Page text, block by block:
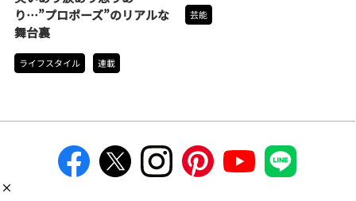
り…”プロポーズ”のリアルな
舞台裏
ライフスタイル 連載
芸能